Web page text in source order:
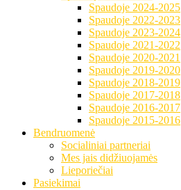
Spaudoje 2024-2025
Spaudoje 2022-2023
Spaudoje 2023-2024
Spaudoje 2021-2022
Spaudoje 2020-2021
Spaudoje 2019-2020
Spaudoje 2018-2019
Spaudoje 2017-2018
Spaudoje 2016-2017
Spaudoje 2015-2016
Bendruomenė
Socialiniai partneriai
Mes jais didžiuojamės
Lieporiečiai
Pasiekimai